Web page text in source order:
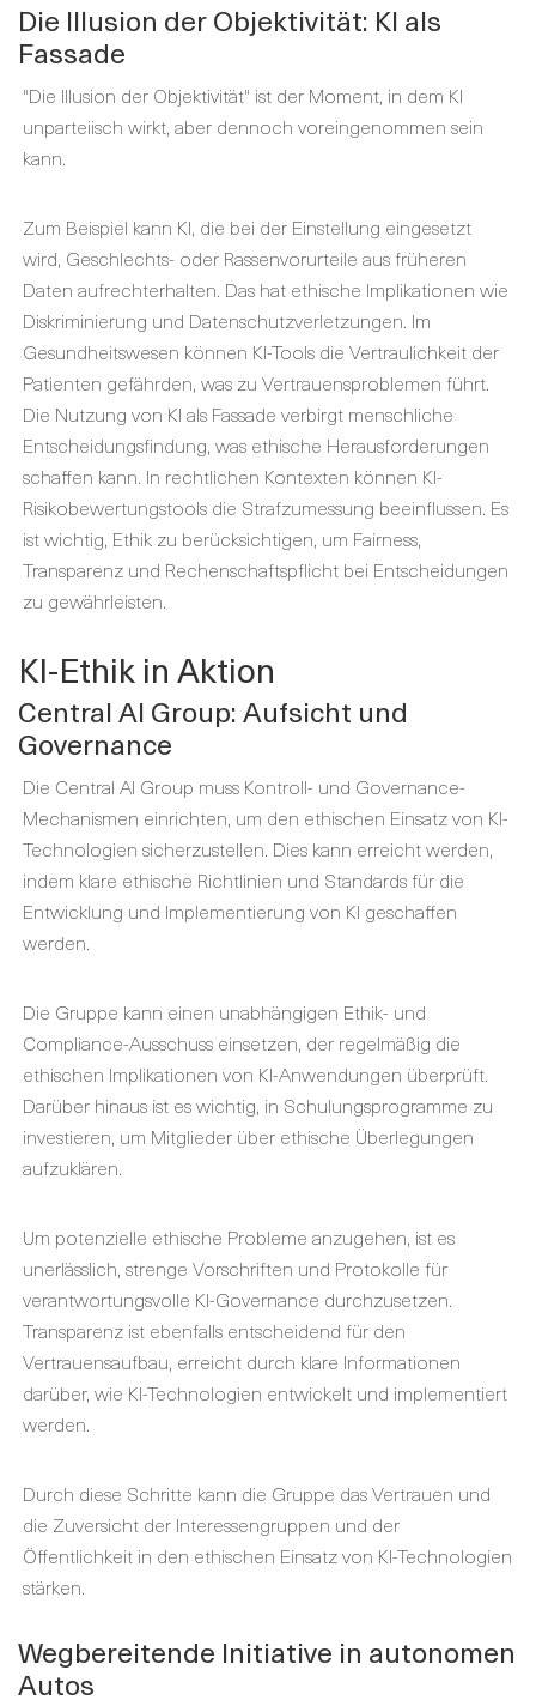
Die Illusion der Objektivität: KI als
Fassade
"Die Illusion der Objektivität" ist der Moment, in dem KI
unparteiisch wirkt, aber dennoch voreingenommen sein
kann.
Zum Beispiel kann KI, die bei der Einstellung eingesetzt
wird, Geschlechts- oder Rassenvorurteile aus früheren
Daten aufrechterhalten. Das hat ethische Implikationen wie
Diskriminierung und Datenschutzverletzungen. Im
Gesundheitswesen können KI-Tools die Vertraulichkeit der
Patienten gefährden, was zu Vertrauensproblemen führt.
Die Nutzung von KI als Fassade verbirgt menschliche
Entscheidungsfindung, was ethische Herausforderungen
schaffen kann. In rechtlichen Kontexten können KI-
Risikobewertungstools die Strafzumessung beeinflussen. Es
ist wichtig, Ethik zu berücksichtigen, um Fairness,
Transparenz und Rechenschaftspflicht bei Entscheidungen
zu gewährleisten.
KI-Ethik in Aktion
Central AI Group: Aufsicht und
Governance
Die Central AI Group muss Kontroll- und Governance-
Mechanismen einrichten, um den ethischen Einsatz von KI-
Technologien sicherzustellen. Dies kann erreicht werden,
indem klare ethische Richtlinien und Standards für die
Entwicklung und Implementierung von KI geschaffen
werden.
Die Gruppe kann einen unabhängigen Ethik- und
Compliance-Ausschuss einsetzen, der regelmäßig die
ethischen Implikationen von KI-Anwendungen überprüft.
Darüber hinaus ist es wichtig, in Schulungsprogramme zu
investieren, um Mitglieder über ethische Überlegungen
aufzuklären.
Um potenzielle ethische Probleme anzugehen, ist es
unerlässlich, strenge Vorschriften und Protokolle für
verantwortungsvolle KI-Governance durchzusetzen.
Transparenz ist ebenfalls entscheidend für den
Vertrauensaufbau, erreicht durch klare Informationen
darüber, wie KI-Technologien entwickelt und implementiert
werden.
Durch diese Schritte kann die Gruppe das Vertrauen und
die Zuversicht der Interessengruppen und der
Öffentlichkeit in den ethischen Einsatz von KI-Technologien
stärken.
Wegbereitende Initiative in autonomen
Autos